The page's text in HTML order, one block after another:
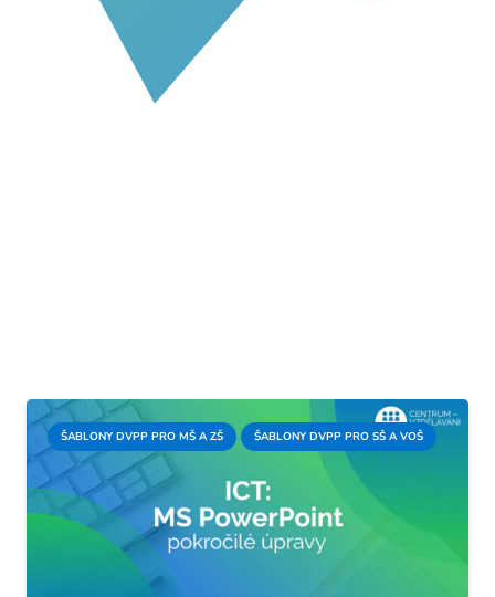
ŠABLONY DVPP PRO MŠ A ZŠ ŠABLONY DVPP PRO SŠ A VOŠ